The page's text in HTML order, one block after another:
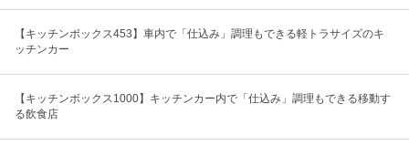
【キッチンボックス453】車内で「仕込み」調理もできる軽トラサイズのキ
ッチンカー
【キッチンボックス1000】キッチンカー内で「仕込み」調理もできる移動す
る飲食店